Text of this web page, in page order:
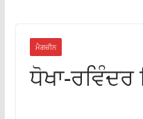
ਮੈਗਜ਼ੀਨ
ਧੋਖਾ-